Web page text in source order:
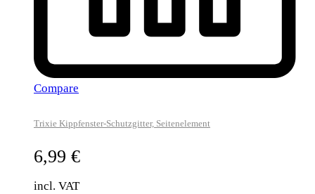
Compare
Trixie Kippfenster-Schutzgitter, Seitenelement
6,99 €
incl. VAT